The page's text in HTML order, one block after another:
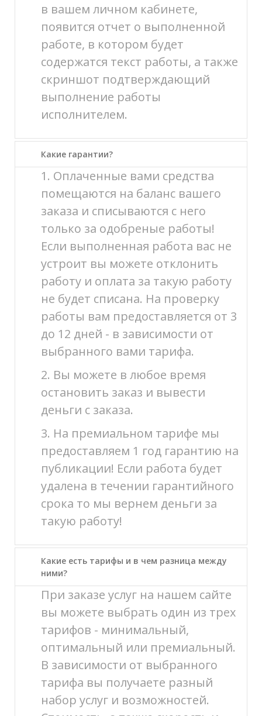
в вашем личном кабинете,
появится отчет о выполненной
работе, в котором будет
содержатся текст работы, а также
скриншот подтверждающий
выполнение работы
исполнителем.
Какие гарантии?
1. Оплаченные вами средства
помещаются на баланс вашего
заказа и списываются с него
только за одобреные работы!
Если выполненная работа вас не
устроит вы можете отклонить
работу и оплата за такую работу
не будет списана. На проверку
работы вам предоставляется от 3
до 12 дней - в зависимости от
выбранного вами тарифа.
2. Вы можете в любое время
остановить заказ и вывести
деньги с заказа.
3. На премиальном тарифе мы
предоставляем 1 год гарантию на
публикации! Если работа будет
удалена в течении гарантийного
срока то мы вернем деньги за
такую работу!
Какие есть тарифы и в чем разница между
ними?
При заказе услуг на нашем сайте
вы можете выбрать один из трех
тарифов - минимальный,
оптимальный или премиальный.
В зависимости от выбранного
тарифа вы получаете разный
набор услуг и возможностей.